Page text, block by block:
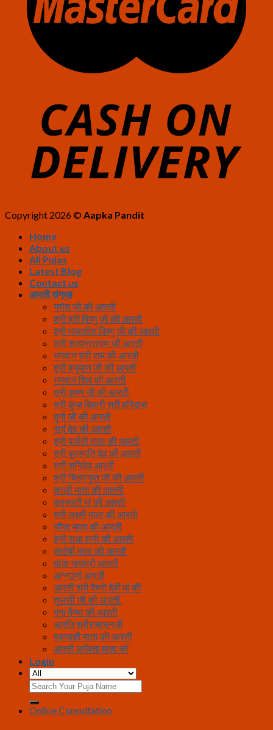
Copyright 2026 © Aapka Pandit
Home
About us
All Pujas
Latest Blog
Contact us
आरती संग्रह
गणेश जी की आरती
श्री हरी विष्णु जी की आरती
श्री मायातीत विष्णु जी की आरती
श्री सत्यनारायण जी आरती
भगवान श्री राम की आरती
श्री हनुमान जी की आरती
भगवान शिव की आरती
श्री कृष्ण जी की आरती
श्री कुंज बिहारी श्री हरिदास
दुर्गा जी की आरती
सूर्य देव की आरती
श्री पार्वती माता की आरती
श्री बृहस्पति देव की आरती
श्री शनिदेव आरती
श्री चित्रगुप्त जी की आरती
काली माता की आरती
सरस्वती मां की आरती
श्री लक्ष्मी माता की आरती
सीता माता की आरती
श्री राधा रानी की आरती
संतोषी माता की आरती
माता गायत्री आरती
अन्नपूर्णा आरती
आरती श्री वैष्णो देवी मां की
तुलसी जी की आरती
गंगा मैय्या की आरती
आरति श्रीरामायनजी
एकादशी माता की आरती
आरती ललिता माता की
Login
Search
for:
Online Consultation